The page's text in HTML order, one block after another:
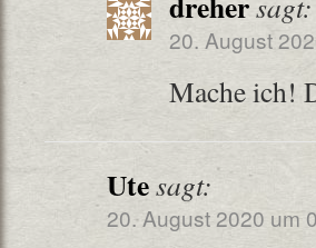
20. August
Mache ich!
Utesagt:
20. August 2020 um